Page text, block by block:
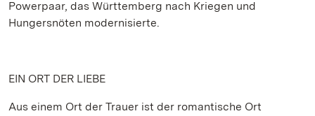
Powerpaar, das Württemberg nach Kriegen und
Hungersnöten modernisierte.
EIN ORT DER LIEBE
Aus einem Ort der Trauer ist der romantische Ort